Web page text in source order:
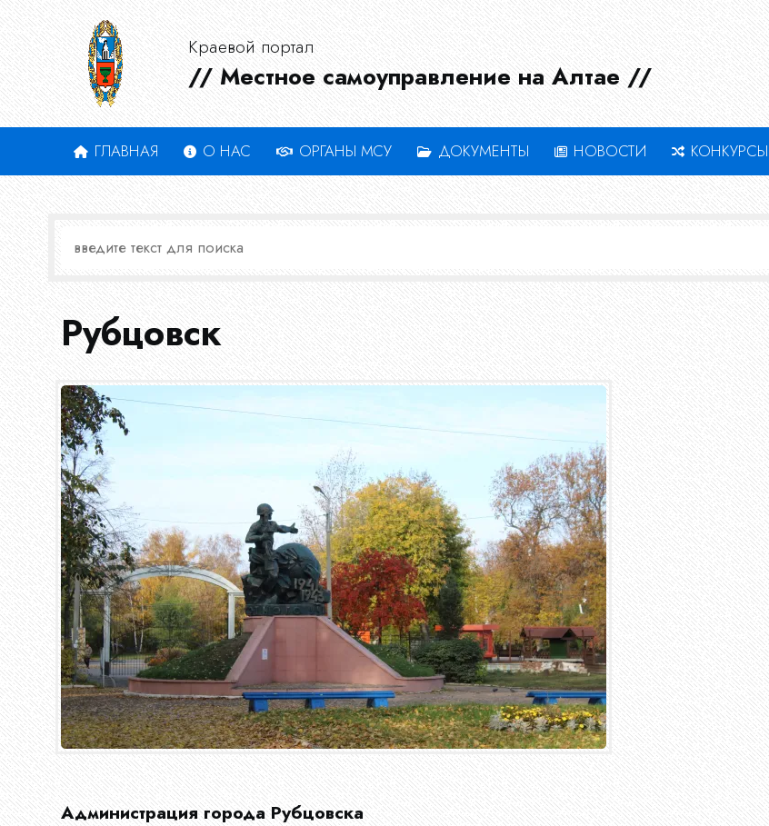
Краевой портал
// Местное самоуправление на Алтае //
ГЛАВНАЯ О НАС ОРГАНЫ МСУ ДОКУМЕНТЫ НОВОСТИ КОНКУРСЫ
Главная
О
нас
Рубцовск
Администрация города Рубцовска